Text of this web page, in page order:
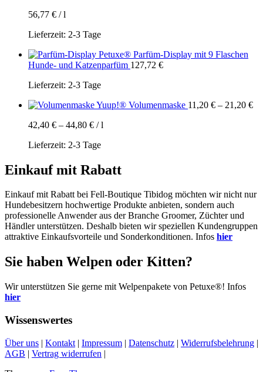
56,77 € /l
Lieferzeit: 2-3 Tage
Petuxe® Parfüm-Display mit 9 Flaschen
Hunde- und Katzenparfüm 127,72 €
Lieferzeit: 2-3 Tage
Yuup!® Volumenmaske 11,20 € – 21,20 €
42,40 € – 44,80 € /l
Lieferzeit: 2-3 Tage
Einkauf mit Rabatt
Einkauf mit Rabatt bei Fell-Boutique Tibidog möchten wir nicht nur
Hundebesitzern hochwertige Produkte anbieten, sondern auch
professionelle Anwender aus der Branche Groomer, Züchter und
Händler unterstützen. Deshalb bieten wir speziellen Kundengruppen
attraktive Einkaufsvorteile und Sonderkonditionen. Infos hier
Sie haben Welpen oder Kitten?
Wir unterstützen Sie gerne mit Welpenpakete von Petuxe®! Infos
hier
Wissenswertes
Über uns | Kontakt | Impressum | Datenschutz | Widerrufsbelehrung |
AGB | Vertrag widerrufen |